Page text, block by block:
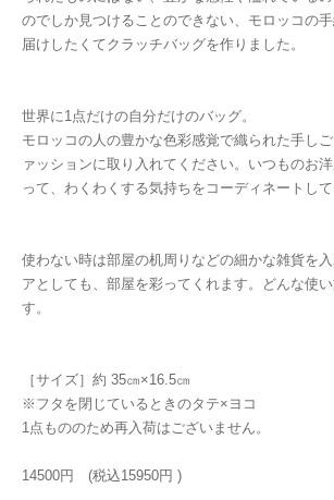
のでしか見つけることのできない、モロッコの
届けしたくてクラッチバッグを作りました。
世界に1点だけの自分だけのバッグ。
モロッコの人の豊かな色彩感覚で織られた手し
ァッションに取り入れてください。いつものお
って、わくわくする気持ちをコーディネートして
使わない時は部屋の机周りなどの細かな雑貨を
アとしても、部屋を彩ってくれます。どんな使
す。
［サイズ］約 35㎝×16.5㎝
※フタを閉じているときのタテ×ヨコ
1点もののため再入荷はございません。
14500円 (税込15950円 )